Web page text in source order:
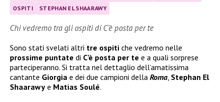
OSPITI
STEPHAN EL SHAARAWY
Chi vedremo tra gli ospiti di C’è posta per te
Sono stati svelati altri tre ospiti che vedremo nelle
prossime puntate di C’è posta per te e a quali sorprese
parteciperanno. Si tratta nel dettaglio dell’amatissima
cantante Giorgia e dei due campioni della Roma, Stephan El
Shaarawy e Matias Soulé.